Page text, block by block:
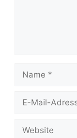
Name
Website